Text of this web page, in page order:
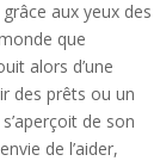
aux yeux des
que
alors d’une
des prêts ou un
de son
de l’aider,